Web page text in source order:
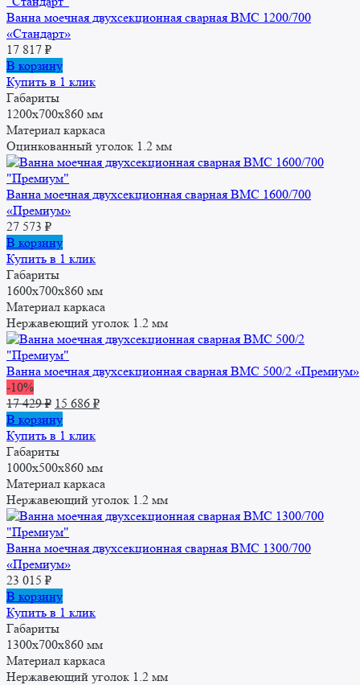
Ванна моечная двухсекционная сварная ВМС 1200/700
«Стандарт»
17 817 ₽
В корзину
Купить в 1 клик
Габариты
1200x700x860 мм
Материал каркаса
Оцинкованный уголок 1.2 мм
Ванна моечная двухсекционная сварная ВМС 1600/700
«Премиум»
27 573 ₽
В корзину
Купить в 1 клик
Габариты
1600x700x860 мм
Материал каркаса
Нержавеющий уголок 1.2 мм
Ванна моечная двухсекционная сварная ВМС 500/2 «Премиум»
-10%
17 429₽ Первоначальная
цена
составляла
17
429 ₽.
15 686 ₽Текущая
В корзину
Купить в 1 клик
Габариты
1000х500х860 мм
Материал каркаса
Нержавеющий уголок 1.2 мм
Ванна моечная двухсекционная сварная ВМС 1300/700
«Премиум»
23 015 ₽
В корзину
Купить в 1 клик
Габариты
1300x700x860 мм
Материал каркаса
Нержавеющий уголок 1.2 мм